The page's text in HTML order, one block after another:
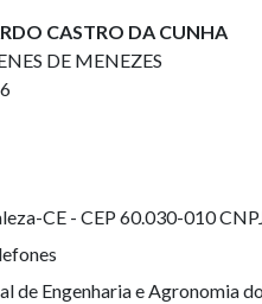
CASTRO DA CUNHA
DE MENEZES
CE - CEP 60.030-010
Engenharia e Agronomia